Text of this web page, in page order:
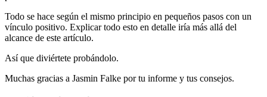
Todo se hace según el mismo principio en pequeños pasos con un
vínculo positivo. Explicar todo esto en detalle iría más allá del
alcance de este artículo.
Así que diviértete probándolo.
Muchas gracias a Jasmin Falke por tu informe y tus consejos.